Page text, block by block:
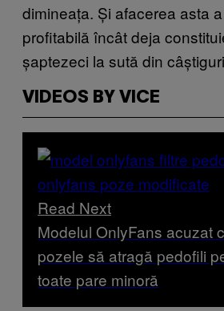
dimineața. Și afacerea asta
profitabilă încât deja
șaptezeci la sută din
VIDEOS BY VICE
Read Next
Modelul OnlyFans acuzat
pozele să atragă pedofili
toate pare minoră